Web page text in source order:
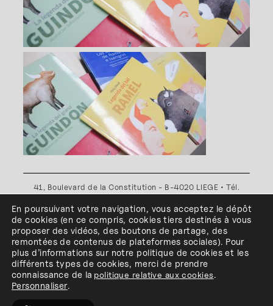
41, Boulevard de la Constitution - B-4020 LIEGE • Tél.
Plan d'accès•Politique de confidentialité•Politique de
cookies•Conditions générales
l'ESA Saint-Luc Liège est membre du
En poursuivant votre navigation, vous acceptez le dépôt
de cookies (en ce compris, cookiestiers destinés à vous
proposer des vidéos, des boutons de partage, des
remontées de contenus de plateformes sociales). Pour
plus d’informations sur notre politique de cookies et les
différents types de cookies, merci de prendre
connaissance de la politique relative aux cookies.
Personnaliser.